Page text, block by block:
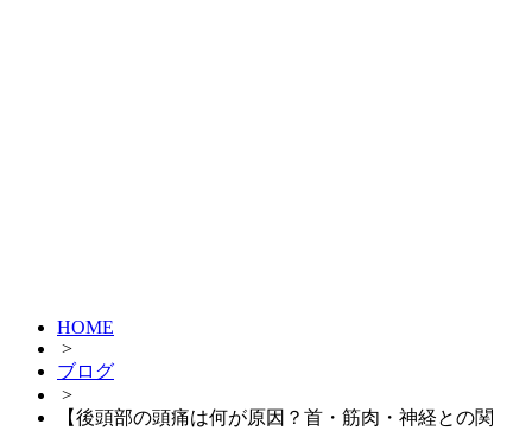
HOME
>
ブログ
>
【後頭部の頭痛は何が原因？首・筋肉・神経との関